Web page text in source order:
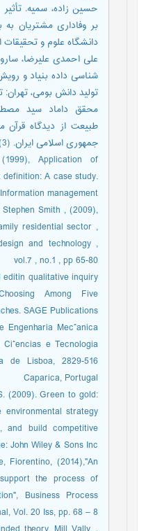
حسین زاده، سمیه. تأثیر
بر وفاداری مشتریان
دانشگاه علوم و تحقیقات
شناسی داده بنیاد و
تولید دانش بومی، تهران:
طبیعت از دیدگاه قرآن
جمهوری اسلامی ایران. (3) ، 19-21
Application of
A case study.
management
Smith , (2009),
residential sector ,
and technology ,
vol.7 , no.1 , pp 65-80
editin qualitative inquiry
Among Five
SAGE Publications
Engenharia Mecˆanica
e Tecnologia
de Lisboa, 2829-516
Caparica, Portugal
(2009). Green to gold:
environmental strategy
and build competitive
John Wiley & Sons Inc
Fiorentino, (2014),"An
the process of
Business Process
Vol. 20 Iss, pp. 68 – 8